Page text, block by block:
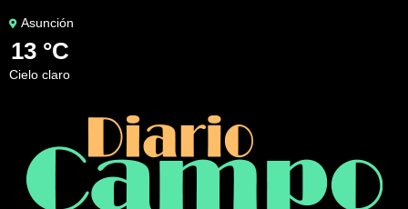
Asunción
13 °C
cielo claro